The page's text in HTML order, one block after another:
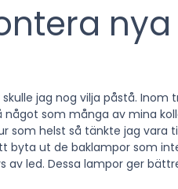
jag nog vilja påstå. Inom
som många av mina
som helst så tänkte jag
byta ut de baklampor som
av led. Dessa lampor ger